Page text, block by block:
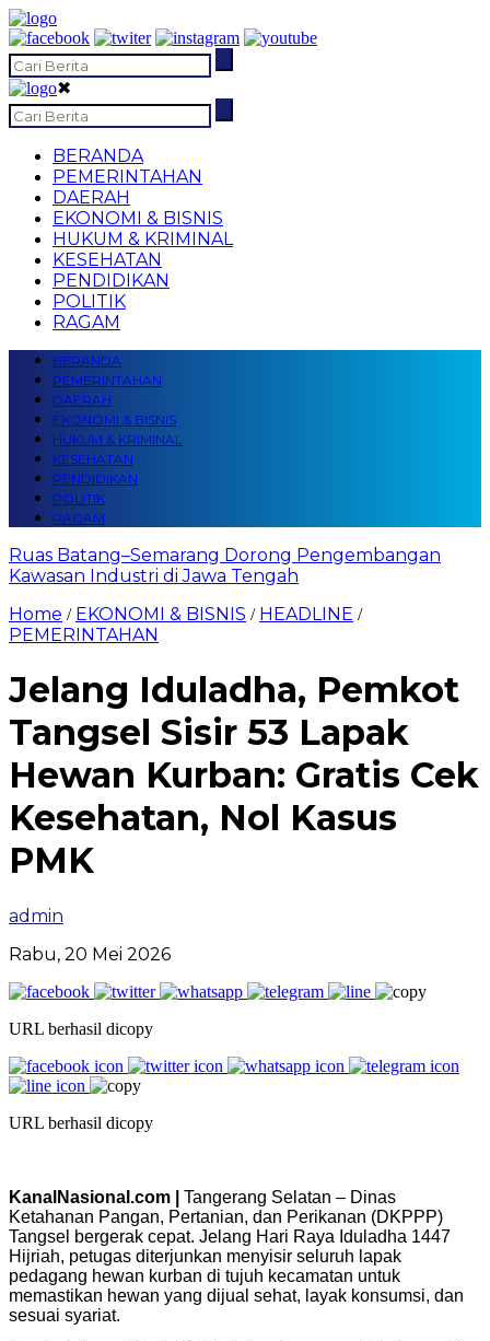
✖
BERANDA
PEMERINTAHAN
DAERAH
EKONOMI & BISNIS
HUKUM & KRIMINAL
KESEHATAN
PENDIDIKAN
POLITIK
RAGAM
BERANDA
PEMERINTAHAN
DAERAH
EKONOMI & BISNIS
HUKUM & KRIMINAL
KESEHATAN
PENDIDIKAN
POLITIK
RAGAM
Ruas Batang–Semarang Dorong Pengembangan
Kawasan Industri di Jawa Tengah
Home / EKONOMI & BISNIS / HEADLINE /
PEMERINTAHAN
Jelang Iduladha, Pemkot
Tangsel Sisir 53 Lapak
Hewan Kurban: Gratis Cek
Kesehatan, Nol Kasus
PMK
admin
Rabu, 20 Mei 2026
URL berhasil dicopy
URL berhasil dicopy
KanalNasional.com |
Tangerang Selatan – Dinas
Ketahanan Pangan, Pertanian, dan Perikanan (DKPPP)
Tangsel bergerak cepat. Jelang Hari Raya Iduladha 1447
Hijriah, petugas diterjunkan menyisir seluruh lapak
pedagang hewan kurban di tujuh kecamatan untuk
memastikan hewan yang dijual sehat, layak konsumsi, dan
sesuai syariat.